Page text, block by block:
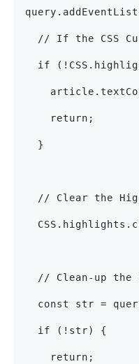
// If the CSS
if
    return;
  }
// Clear the
// Clean-up the
const str =
  if (!str) {
    return;